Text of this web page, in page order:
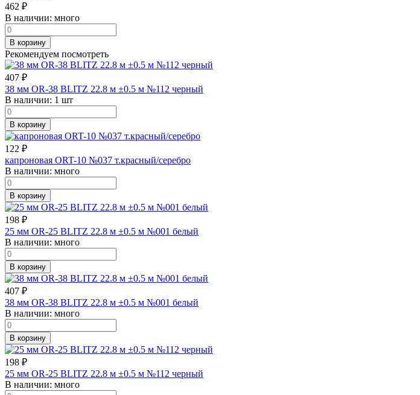
462 ₽
В наличии: много
В корзину
Рекомендуем посмотреть
407 ₽
38 мм OR-38 BLITZ 22.8 м ±0.5 м №112 черный
В наличии: 1 шт
В корзину
122 ₽
капроновая ORT-10 №037 т.красный/серебро
В наличии: много
В корзину
198 ₽
25 мм OR-25 BLITZ 22.8 м ±0.5 м №001 белый
В наличии: много
В корзину
407 ₽
38 мм OR-38 BLITZ 22.8 м ±0.5 м №001 белый
В наличии: много
В корзину
198 ₽
25 мм OR-25 BLITZ 22.8 м ±0.5 м №112 черный
В наличии: много